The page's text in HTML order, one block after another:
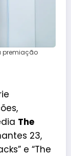
premiação
The
23,
e “The